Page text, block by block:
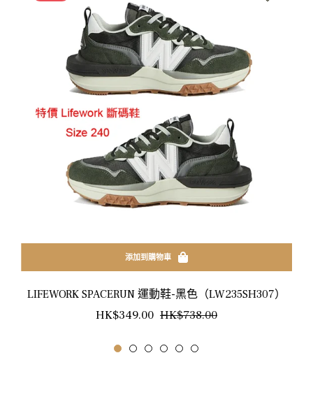
添加到購物車
LIFEWORK SPACERUN 運動鞋-黑色（LW235SH307）
正
HK$349.00 HK$738.00銷